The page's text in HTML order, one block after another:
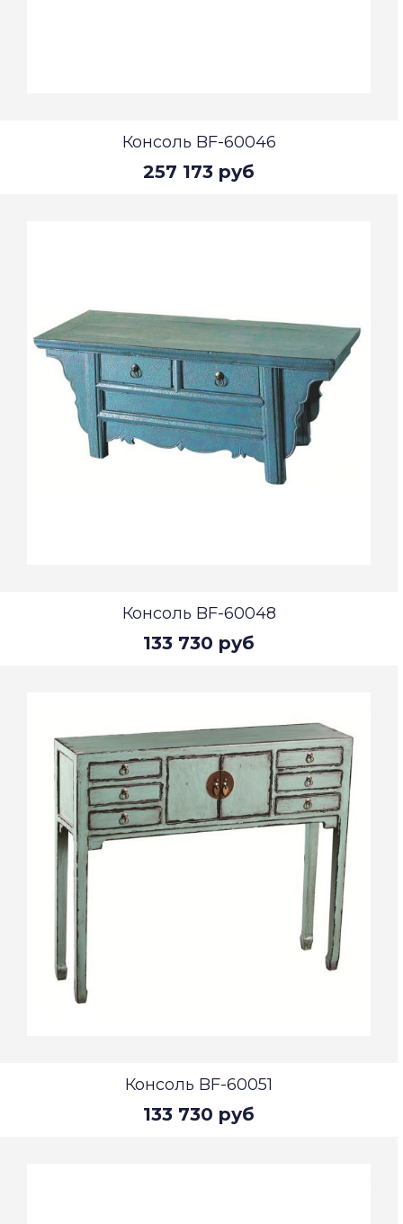
Консоль BF-60046
257 173 руб
Консоль BF-60048
133 730 руб
Консоль BF-60051
133 730 руб